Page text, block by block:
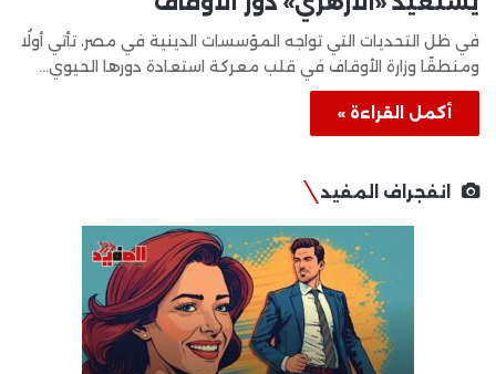
في ظل التحديات التي تواجه المؤسسات الدينية في مصر، تأتي أولُا
ومنطقًا وزارة الأوقاف في قلب معركة استعادة دورها الحيوي…
أكمل القراءة »
انفجراف المفيد